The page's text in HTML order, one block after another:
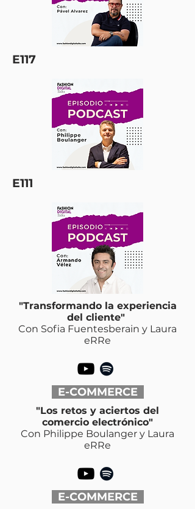
E117
E111
"Transformando la experiencia
del cliente"
Con Sofia Fuentesberain y Laura
eRRe
E-COMMERCE
"Los retos y aciertos del
comercio electrónico"
Con Philippe Boulanger y Laura
eRRe
E-COMMERCE